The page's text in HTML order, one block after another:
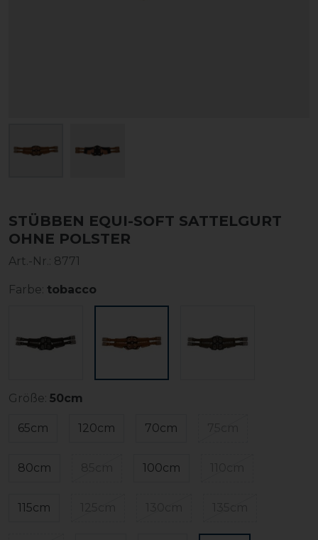
STÜBBEN EQUI-SOFT SATTELGURT
OHNE POLSTER
Art.-Nr.: 8771
Farbe: tobacco
Größe: 50cm
65cm 120cm 70cm
80cm 100cm
115cm